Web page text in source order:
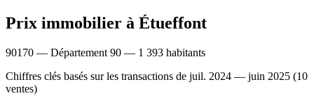
Prix immobilier à Étueffont
90170 — Département 90 — 1 393 habitants
Chiffres clés basés sur les transactions de juil. 2024 — juin 2025 (10
ventes)